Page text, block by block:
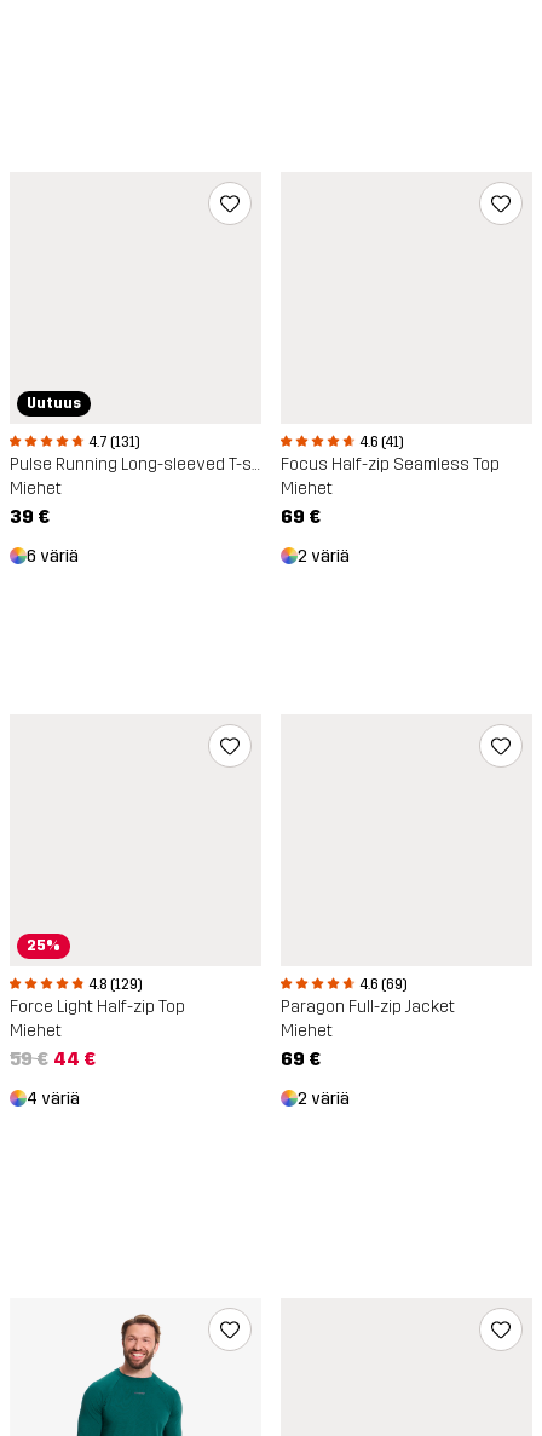
Uutuus
4.7 (131)
Pulse Running Long-sleeved T-shirt
Miehet
39 €
6 väriä
4.6 (41)
Focus Half-zip Seamless Top
Miehet
69 €
2 väriä
25%
4.8 (129)
Force Light Half-zip Top
Miehet
59 € 44 €
4 väriä
4.6 (69)
Paragon Full-zip Jacket
Miehet
69 €
2 väriä